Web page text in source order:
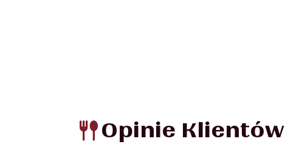
Opinie Klientów